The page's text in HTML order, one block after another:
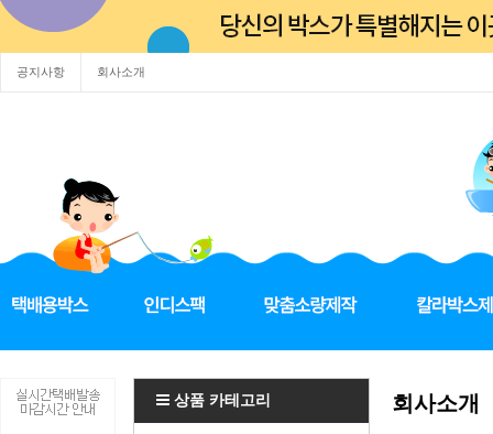
공지사항 회사소개
상품 카테고리 회사소개